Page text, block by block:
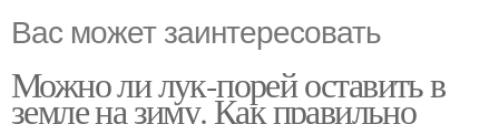
Вас может заинтересовать
Можно ли лук-порей оставить в
земле на зиму. Как правильно